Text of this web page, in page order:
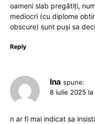
oameni slab pregătiți,
mediocri (cu diplome
obscure) sunt puși sa
Reply
Ina spune:
8 iulie 2025 la
n ar fi mai indicat sa